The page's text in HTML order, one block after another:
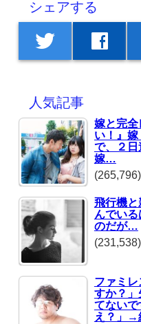
シェアする
twitter facebook
人気記事
嫁と完
い！』
で、２
嫁…
(265,796)
飛行機
んでい
のだが…
(231,538)
ファミ
すか？」
てない
え？」